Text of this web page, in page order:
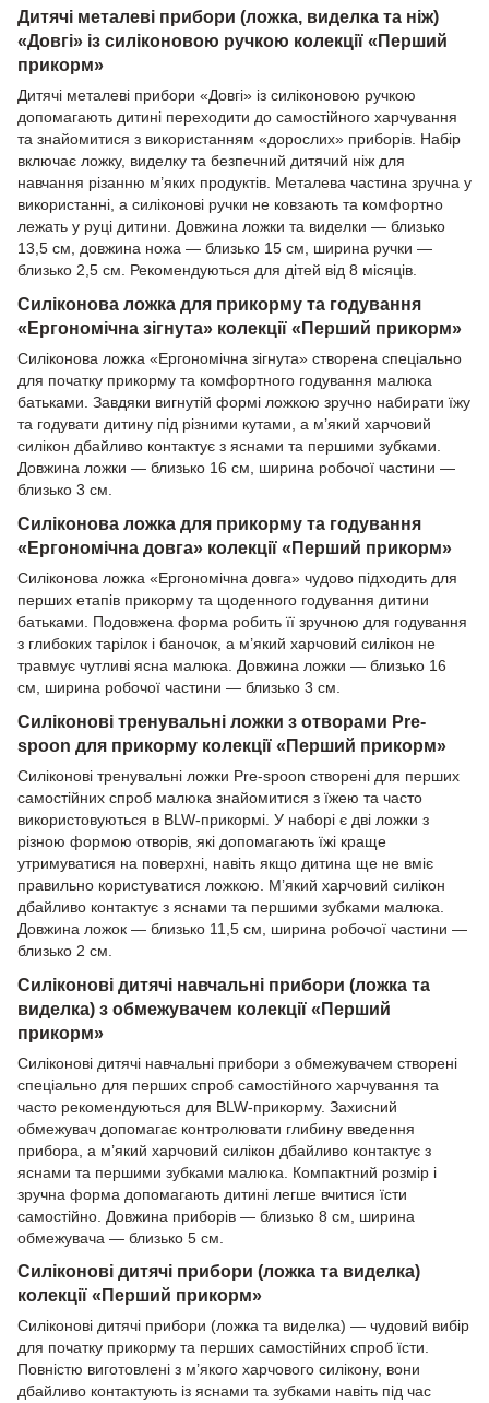
Дитячі металеві прибори (ложка, виделка та ніж)
«Довгі» із силіконовою ручкою колекції «Перший
прикорм»
Дитячі металеві прибори «Довгі» із силіконовою ручкою
допомагають дитині переходити до самостійного харчування
та знайомитися з використанням «дорослих» приборів. Набір
включає ложку, виделку та безпечний дитячий ніж для
навчання різанню м’яких продуктів. Металева частина зручна у
використанні, а силіконові ручки не ковзають та комфортно
лежать у руці дитини. Довжина ложки та виделки — близько
13,5 см, довжина ножа — близько 15 см, ширина ручки —
близько 2,5 см. Рекомендуються для дітей від 8 місяців.
Силіконова ложка для прикорму та годування
«Ергономічна зігнута» колекції «Перший прикорм»
Силіконова ложка «Ергономічна зігнута» створена спеціально
для початку прикорму та комфортного годування малюка
батьками. Завдяки вигнутій формі ложкою зручно набирати їжу
та годувати дитину під різними кутами, а м’який харчовий
силікон дбайливо контактує з яснами та першими зубками.
Довжина ложки — близько 16 см, ширина робочої частини —
близько 3 см.
Силіконова ложка для прикорму та годування
«Ергономічна довга» колекції «Перший прикорм»
Силіконова ложка «Ергономічна довга» чудово підходить для
перших етапів прикорму та щоденного годування дитини
батьками. Подовжена форма робить її зручною для годування
з глибоких тарілок і баночок, а м’який харчовий силікон не
травмує чутливі ясна малюка. Довжина ложки — близько 16
см, ширина робочої частини — близько 3 см.
Силіконові тренувальні ложки з отворами Pre-
spoon для прикорму колекції «Перший прикорм»
Силіконові тренувальні ложки Pre-spoon створені для перших
самостійних спроб малюка знайомитися з їжею та часто
використовуються в BLW-прикормі. У наборі є дві ложки з
різною формою отворів, які допомагають їжі краще
утримуватися на поверхні, навіть якщо дитина ще не вміє
правильно користуватися ложкою. М’який харчовий силікон
дбайливо контактує з яснами та першими зубками малюка.
Довжина ложок — близько 11,5 см, ширина робочої частини —
близько 2 см.
Силіконові дитячі навчальні прибори (ложка та
виделка) з обмежувачем колекції «Перший
прикорм»
Силіконові дитячі навчальні прибори з обмежувачем створені
спеціально для перших спроб самостійного харчування та
часто рекомендуються для BLW-прикорму. Захисний
обмежувач допомагає контролювати глибину введення
прибора, а м’який харчовий силікон дбайливо контактує з
яснами та першими зубками малюка. Компактний розмір і
зручна форма допомагають дитині легше вчитися їсти
самостійно. Довжина приборів — близько 8 см, ширина
обмежувача — близько 5 см.
Силіконові дитячі прибори (ложка та виделка)
колекції «Перший прикорм»
Силіконові дитячі прибори (ложка та виделка) — чудовий вибір
для початку прикорму та перших самостійних спроб їсти.
Повністю виготовлені з м’якого харчового силікону, вони
дбайливо контактують із яснами та зубками навіть під час